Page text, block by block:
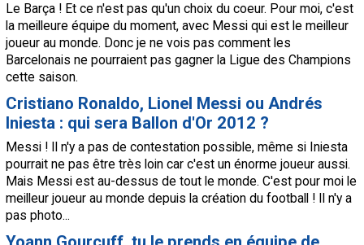
Le Barça ! Et ce n'est pas qu'un choix du coeur. Pour moi, c'est
la meilleure équipe du moment, avec Messi qui est le meilleur
joueur au monde. Donc je ne vois pas comment les
Barcelonais ne pourraient pas gagner la Ligue des Champions
cette saison.
Cristiano Ronaldo, Lionel Messi ou Andrés
Iniesta : qui sera Ballon d'Or 2012 ?
Messi ! Il n'y a pas de contestation possible, même si Iniesta
pourrait ne pas être très loin car c'est un énorme joueur aussi.
Mais Messi est au-dessus de tout le monde. C'est pour moi le
meilleur joueur au monde depuis la création du football ! Il n'y a
pas photo...